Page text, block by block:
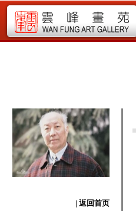
| 返回首页